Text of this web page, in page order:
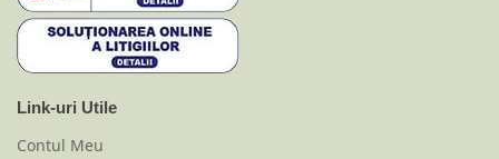
Link-uri Utile
Contul Meu